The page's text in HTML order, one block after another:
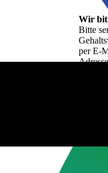
Wir
Bitte
per E-